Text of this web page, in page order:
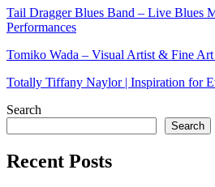
Tail Dragger Blues Band – Live Blues
Performances
Tomiko Wada – Visual Artist & Fine
Totally Tiffany Naylor | Inspiration for
Search
Search
Recent Posts